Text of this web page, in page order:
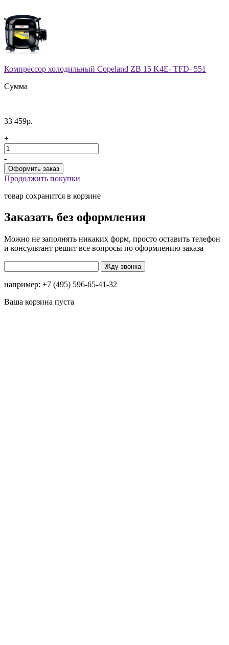
Компрессор холодильный Copeland ZB 15 K4E- TFD- 551
Сумма
33 459р.
+
-
Продолжить покупки
товар сохранится в корзине
Заказать без оформления
Можно не заполнять никаких форм, просто оставить телефон
и консультант решит все вопросы по оформлению заказа
например: +7 (495) 596-65-41-32
Ваша корзина пуста